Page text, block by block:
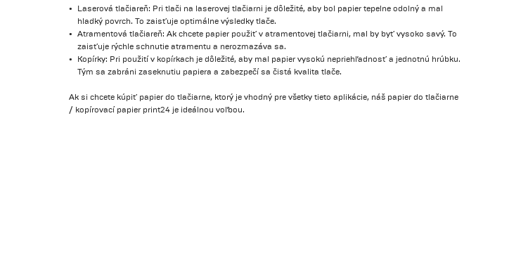
Laserová tlačiareň: Pri tlači na laserovej tlačiarni je dôležité, aby bol papier tepelne odolný a mal
hladký povrch. To zaisťuje optimálne výsledky tlače.
Atramentová tlačiareň: Ak chcete papier použiť v atramentovej tlačiarni, mal by byť vysoko savý. To
zaisťuje rýchle schnutie atramentu a nerozmazáva sa.
Kopírky: Pri použití v kopírkach je dôležité, aby mal papier vysokú nepriehľadnosť a jednotnú hrúbku.
Tým sa zabráni zaseknutiu papiera a zabezpečí sa čistá kvalita tlače.
Ak si chcete kúpiť papier do tlačiarne, ktorý je vhodný pre všetky tieto aplikácie, náš papier do tlačiarne
/ kopírovací papier print24 je ideálnou voľbou.